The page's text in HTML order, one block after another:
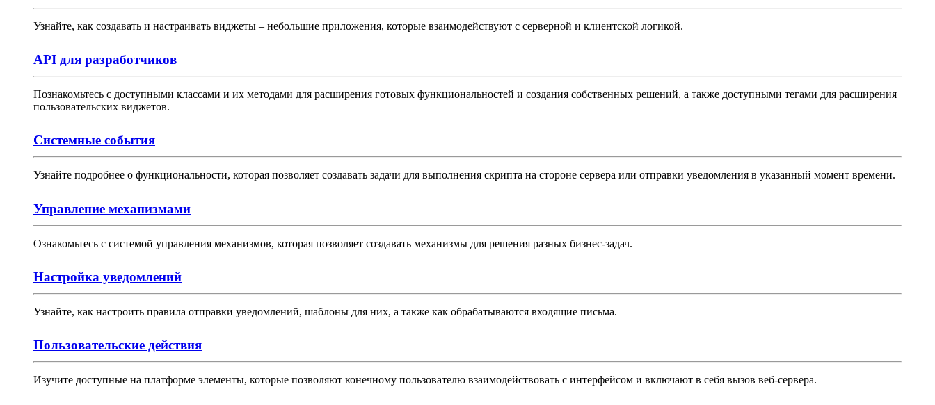
Узнайте, как создавать и настраивать виджеты – небольшие приложения, которые взаимодействуют с серверной и клиентской логикой.
API для разработчиков
Познакомьтесь с доступными классами и их методами для расширения готовых функциональностей и создания собственных решений, а также доступными тегами для расширения
пользовательских виджетов.
Системные события
Узнайте подробнее о функциональности, которая позволяет создавать задачи для выполнения скрипта на стороне сервера или отправки уведомления в указанный момент времени.
Управление механизмами
Ознакомьтесь с системой управления механизмов, которая позволяет создавать механизмы для решения разных бизнес-задач.
Настройка уведомлений
Узнайте, как настроить правила отправки уведомлений, шаблоны для них, а также как обрабатываются входящие письма.
Пользовательские действия
Изучите доступные на платформе элементы, которые позволяют конечному пользователю взаимодействовать с интерфейсом и включают в себя вызов веб-сервера.